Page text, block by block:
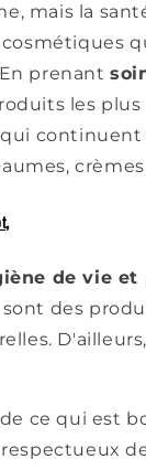
mais la
prenant
les plus
qui continuent
de vie et
des
ce qui est